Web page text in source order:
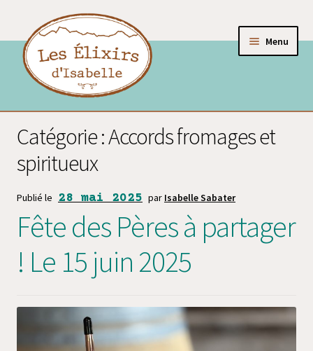
Menu
Les liqueurs
Les apéritifs
Les coffrets
Activités de la Maison des Élixirs
Les élixirs, mode d’emploi
Catégorie :Accords fromages et
spiritueux
Publié le 28 mai 2025 par Isabelle Sabater
Fête des Pères à partager
! Le 15 juin 2025